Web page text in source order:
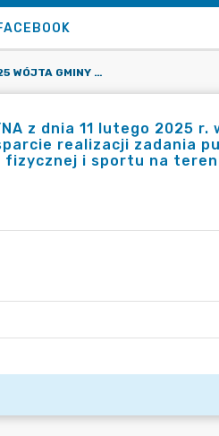
ZARZĄDZENIE NR 11/2025 WÓJTA GMINY KRUSZYNA Z DNIA 11 LUTEGO 2025 R. W SPRAWIE POWOŁANIA KOMISJI KONKURSOWEJ DO OPINIOWANIA OFERT NA WSPARCIE REALIZACJI ZADANIA PUBLICZNEGO GMINY KRUSZYNA W ZAKRESIE: „UPOWSZECHNIANIA KULTURY FIZYCZNEJ I SPORTU NA TERENIE GMINY KRUSZYNA W 2025 R.”
z dnia 11 lutego 2025
realizacji zadania
i sportu na